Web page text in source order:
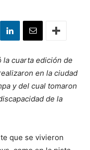
la cuarta edición de
en la ciudad
y del cual tomaron
de la
que se vivieron